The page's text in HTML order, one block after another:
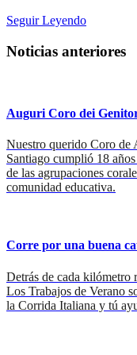
Seguir Leyendo
Noticias anteriores
Auguri Coro dei
Nuestro querido Coro de
Santiago cumplió 18
de las agrupaciones
comunidad educativa.
Corre por una buena
Detrás de cada kilómetro
Los Trabajos de Verano
la Corrida Italiana y tú